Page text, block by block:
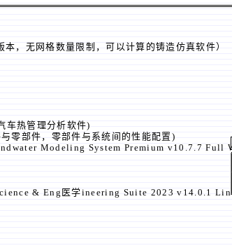
，无网格数量限制，可以计算的铸造仿真软件）
车热管理分析软件)
零部件，零部件与系统间的性能配置)
Modeling System Premium v10.7.7 Full
& Eng医学ineering Suite 2023 v14.0.1